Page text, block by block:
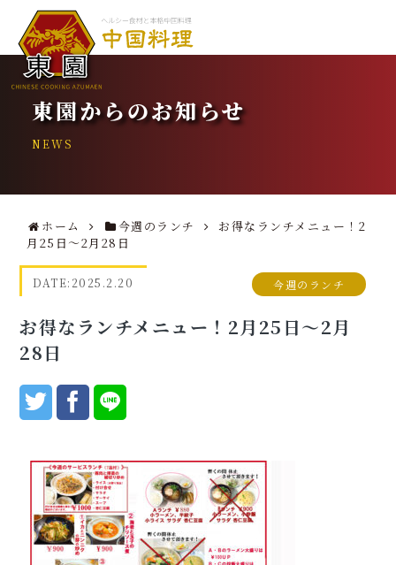
東園からのお知らせ
NEWS
ホーム 今週のランチ
お得なランチメニュー！2
月25日～2月28日
DATE: 2025.2.20 今週のランチ
お得なランチメニュー！2月25日～2月
28日